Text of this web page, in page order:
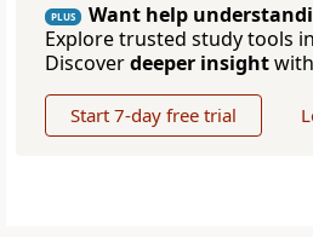
PLUS
Want help
Explore trusted study tools
Discoverdeeper insight
Start 7-day free trial